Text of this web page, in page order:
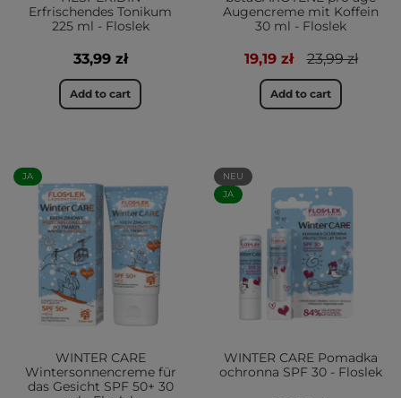
Erfrischendes Tonikum
225 ml - Floslek
33,99 zł
Add to cart
Augencreme mit Koffein
30 ml - Floslek
19,19 zł 23,99 zł
Add to cart
JA
WINTER CARE
Wintersonnencreme für
das Gesicht SPF 50+ 30
NEU
JA
WINTER CARE Pomadka
ochronna SPF 30 - Floslek